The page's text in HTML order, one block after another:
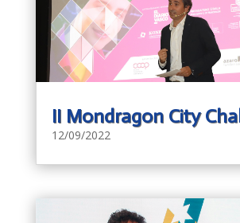
II Mondragon City
12/09/2022